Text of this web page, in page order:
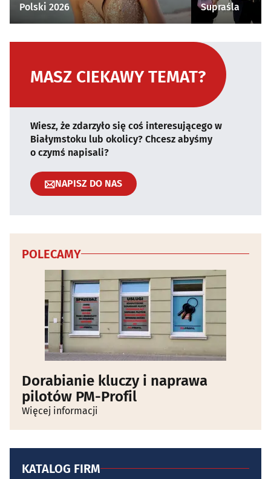
Polski 2026
Supraśla
MASZ CIEKAWY TEMAT?
Wiesz, że zdarzyło się coś interesującego w
Białymstoku lub okolicy? Chcesz abyśmy
o czymś napisali?
NAPISZ DO NAS
POLECAMY
Dorabianie kluczy i naprawa
pilotów PM-Profil
Więcej informacji
KATALOG FIRM